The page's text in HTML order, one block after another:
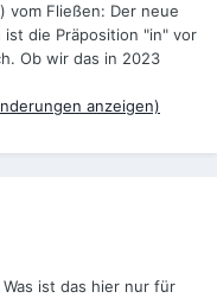
vom Fließen: Der neue
die Präposition "in" vor
Ob wir das in 2023
anzeigen)
ist das hier nur für